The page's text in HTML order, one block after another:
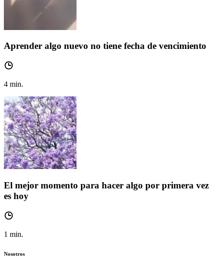
Aprender algo nuevo no tiene fecha de vencimiento
4 min.
El mejor momento para hacer algo por primera vez
es hoy
1 min.
Nosotros